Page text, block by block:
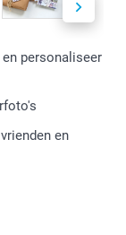
personaliseer
en